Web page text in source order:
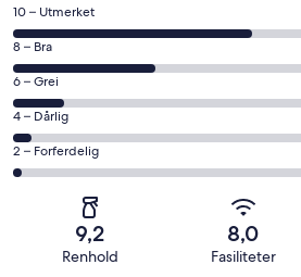
Rangering
på
10
−
Utmerket.
135
av
totalt
anmeldelser.
10 – Utmerket
Rangering
på
8
−
Bra.
80
av
anmeldelser.
8 – Bra
Rangering
på
6
−
Grei.
6 – Grei
Rangering
på
4
4 – Dårlig
Rangering
på
Forferdelig.
2 – Forferdelig
9,2
Renhold
8,0
Fasiliteter